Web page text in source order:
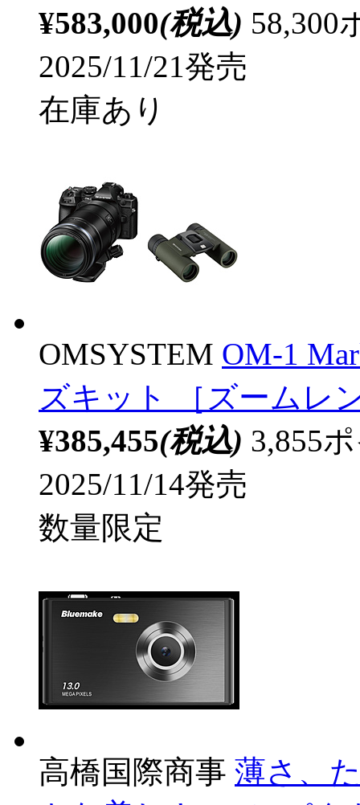
¥583,000(税込) 58,300
2025/11/21発売
在庫あり
OMSYSTEM OM-1
ズキット ［ズームレ
¥385,455(税込) 3,855
2025/11/14発売
数量限定
高橋国際商事 薄さ、